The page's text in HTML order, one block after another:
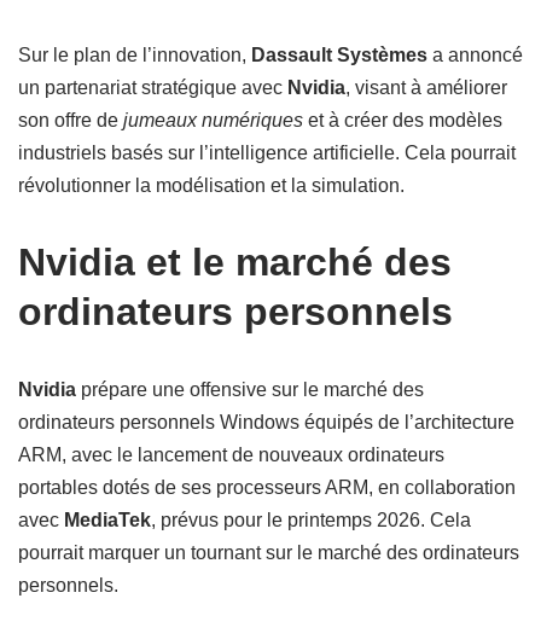
Sur le plan de l’innovation, Dassault Systèmes a annoncé
un partenariat stratégique avec Nvidia, visant à améliorer
son offre de jumeaux numériques et à créer des modèles
industriels basés sur l’intelligence artificielle. Cela pourrait
révolutionner la modélisation et la simulation.
Nvidia et le marché des
ordinateurs personnels
Nvidia prépare une offensive sur le marché des
ordinateurs personnels Windows équipés de l’architecture
ARM, avec le lancement de nouveaux ordinateurs
portables dotés de ses processeurs ARM, en collaboration
avec MediaTek, prévus pour le printemps 2026. Cela
pourrait marquer un tournant sur le marché des ordinateurs
personnels.